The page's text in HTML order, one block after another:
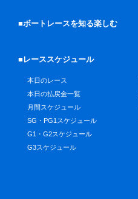
■ボートレースを知る楽しむ
■レーススケジュール
本日のレース
本日の払戻金一覧
月間スケジュール
SG・PG1スケジュール
G1・G2スケジュール
G3スケジュール